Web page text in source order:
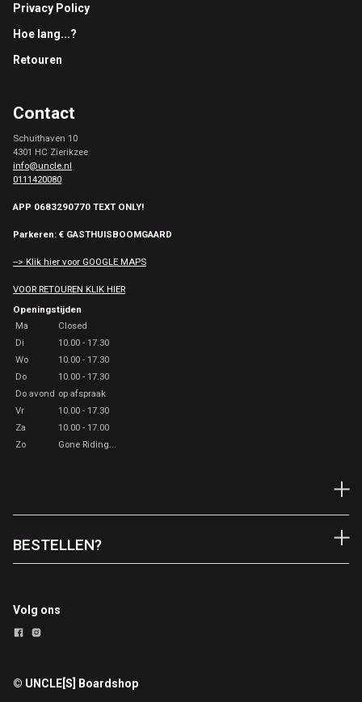
Privacy Policy
Hoe lang...?
Retouren
Contact
Schuithaven 10
4301 HC Zierikzee
info@uncle.nl
0111420080
APP 0683290770 TEXT ONLY!
Parkeren: € GASTHUISBOOMGAARD
--> Klik hier voor GOOGLE MAPS
VOOR RETOUREN KLIK HIER
Openingstijden
Ma
Closed
Di
10.00 - 17.30
Wo
10.00 - 17.30
Do
10.00 - 17.30
Do avond op afspraak
Vr
10.00 - 17.30
Za
10.00 - 17.00
Zo
Gone Riding...
BESTELLEN?
Volg ons
© UNCLE[S] Boardshop